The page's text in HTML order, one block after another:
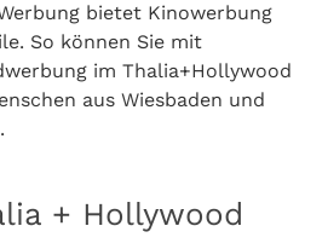
bietet Kinowerbung
So können Sie mit
im Thalia+Hollywood
aus Wiesbaden und
+ Hollywood